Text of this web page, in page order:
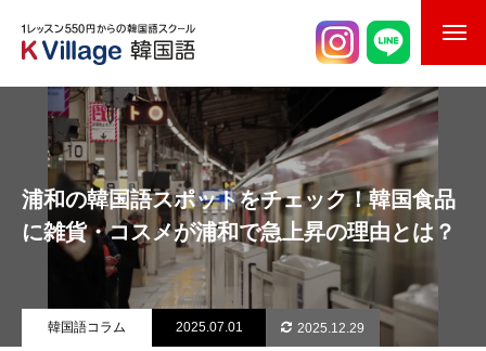
校舎案内
ご入校までの流れ
韓国語講師紹介
スケジュール
K Village韓国留学
浦和の韓国語スポットをチェック！韓国食品
に雑貨・コスメが浦和で急上昇の理由とは？
韓国語コラム 2025.07.01 2025.12.29